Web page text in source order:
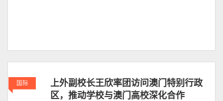
国际
上外副校长王欣率团访问澳门特别行政
区，推动学校与澳门高校深化合作